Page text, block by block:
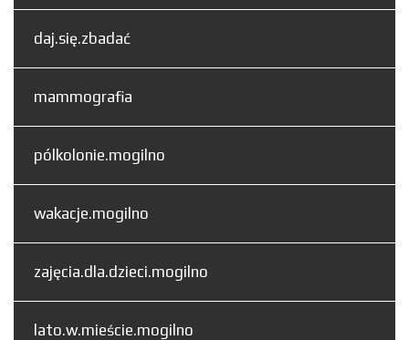
daj.się.zbadać
mammografia
pólkolonie.mogilno
wakacje.mogilno
zajęcia.dla.dzieci.mogilno
lato.w.mieście.mogilno